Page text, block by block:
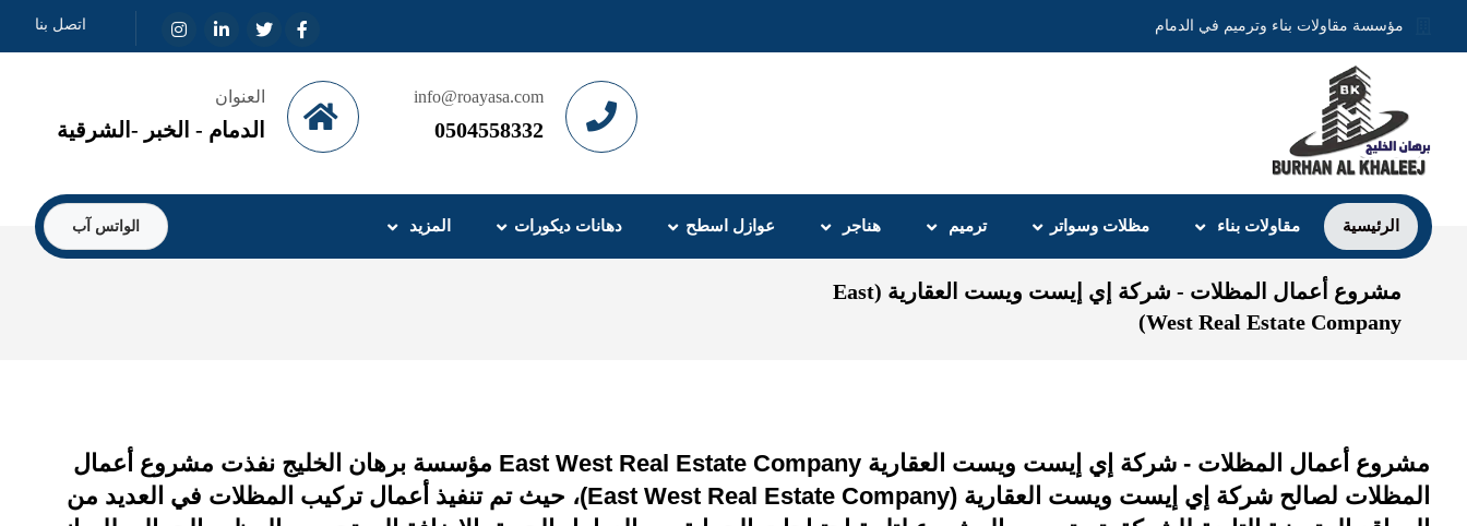
مؤسسة مقاولات بناء وترميم في الدمام اتصل بنا
العنوان
الدمام - الخبر -الشرقية
info@roayasa.com
0504558332
الرئيسية مقاولات بناء مظلات وسواتر ترميم هناجر عوازل اسطح دهانات ديكورات المزيد الواتس آب
مشروع أعمال المظلات - شركة إي إيست ويست العقارية (East
West Real Estate Company)
مشروع أعمال المظلات - شركة إي إيست ويست العقارية East West Real Estate Company مؤسسة برهان الخليج نفذت مشروع أعمال
المظلات لصالح شركة إي إيست ويست العقارية (East West Real Estate Company)، حيث تم تنفيذ أعمال تركيب المظلات في العديد من